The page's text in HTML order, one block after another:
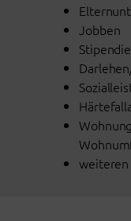
Jobben
weiteren